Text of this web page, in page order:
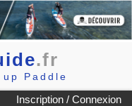
.fr
Paddle
Inscription / Connexion